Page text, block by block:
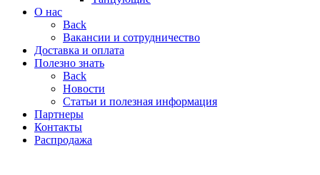
О нас
Back
Вакансии и сотрудничество
Доставка и оплата
Полезно знать
Back
Новости
Статьи и полезная информация
Партнеры
Контакты
Распродажа